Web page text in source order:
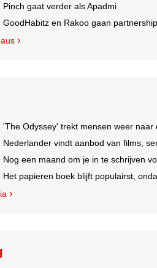
Pinch gaat verder als Apadmi
GoodHabitz en Rakoo gaan
'The Odyssey' trekt mensen weer naar
Nederlander vindt aanbod van films,
Nog een maand om je in te schrijven
Het papieren boek blijft populairst,